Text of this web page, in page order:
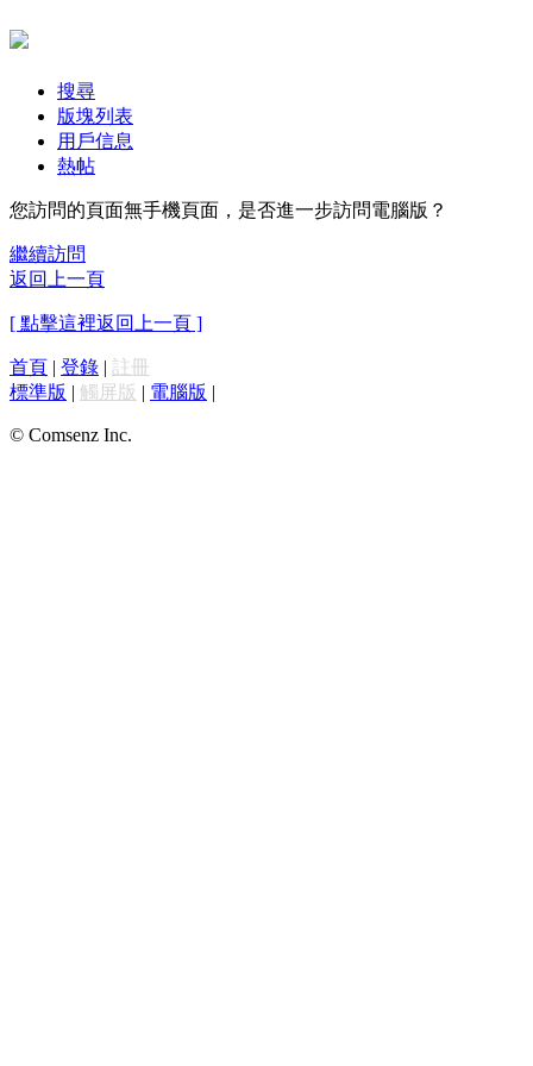
搜尋
版塊列表
用戶信息
熱帖
您訪問的頁面無手機頁面，是否進一步訪問電腦版？
繼續訪問
返回上一頁
[ 點擊這裡返回上一頁 ]
首頁 | 登錄 | 註冊
標準版 | 觸屏版 | 電腦版 |
© Comsenz Inc.